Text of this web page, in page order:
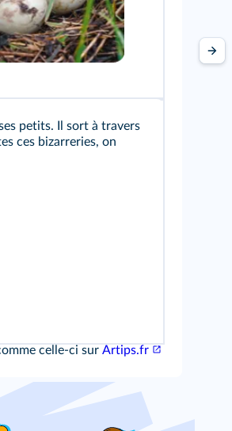
petits. Il sort à travers
ces bizarreries, on
celle-ci sur Artips.fr